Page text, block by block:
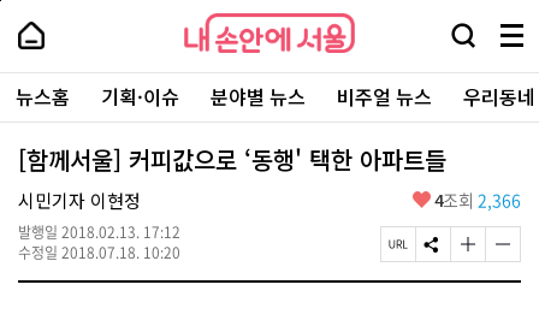
본
로
가
내
손
안
에
서
울
-
서
울
시
대
표
소
내
손
에
울
검
창
열
기
메
뉴
전
체
보
주
요
서
뉴스홈 기획·이슈 분야별 뉴스 비주얼 뉴스 우리동
[함께서울] 커피값으로 ‘동행' 택한 아파트들
시민기자 이현정
발행일 2018.02.13. 17:12
수정일 2018.07.18. 10:20
좋
요
4조회 2,366
페
이
S
N
글
자
글
자
페
상
단
로